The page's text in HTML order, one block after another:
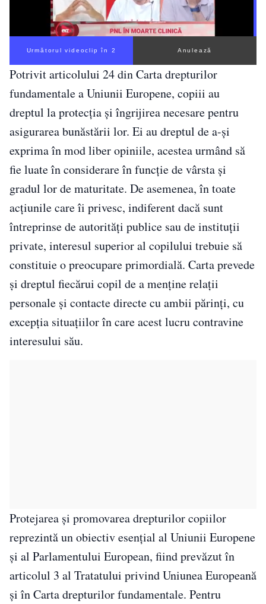
Următorul videoclip în 1 Anulează
Potrivit articolului 24 din Carta drepturilor
fundamentale a Uniunii Europene, copiii au
dreptul la protecția și îngrijirea necesare pentru
asigurarea bunăstării lor. Ei au dreptul de a-și
exprima în mod liber opiniile, acestea urmând să
fie luate în considerare în funcție de vârsta și
gradul lor de maturitate. De asemenea, în toate
acțiunile care îi privesc, indiferent dacă sunt
întreprinse de autorități publice sau de instituții
private, interesul superior al copilului trebuie să
constituie o preocupare primordială. Carta prevede
și dreptul fiecărui copil de a menține relații
personale și contacte directe cu ambii părinți, cu
excepția situațiilor în care acest lucru contravine
interesului său.
Protejarea și promovarea drepturilor copiilor
reprezintă un obiectiv esențial al Uniunii Europene
și al Parlamentului European, fiind prevăzut în
articolul 3 al Tratatului privind Uniunea Europeană
și în Carta drepturilor fundamentale. Pentru